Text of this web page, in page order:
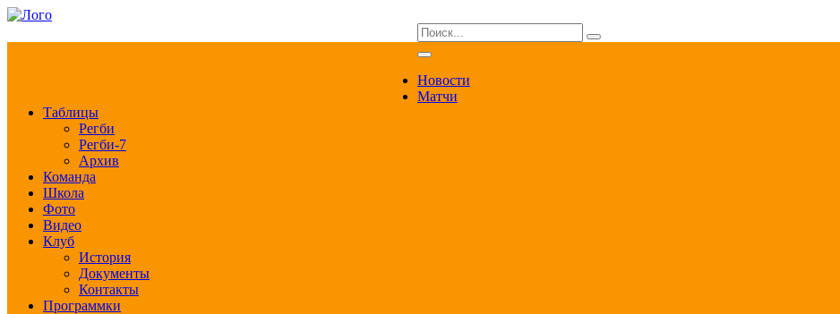
Новости
Матчи
Таблицы
Регби
Регби-7
Архив
Команда
Школа
Фото
Видео
Клуб
История
Документы
Контакты
Программки